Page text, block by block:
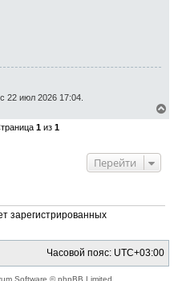
22 июл 2026 17:04.
е
ч
л
1 из 1
Перейти
зарегистрированных
Часовой пояс: UTC+03:00
Software © phpBB Limited